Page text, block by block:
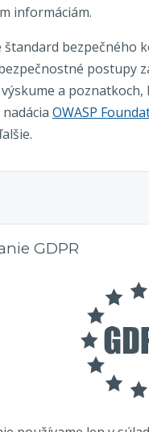
informáciám.
štandard bezpečného
postupy
a poznatkoch,
OWASP
GDPR